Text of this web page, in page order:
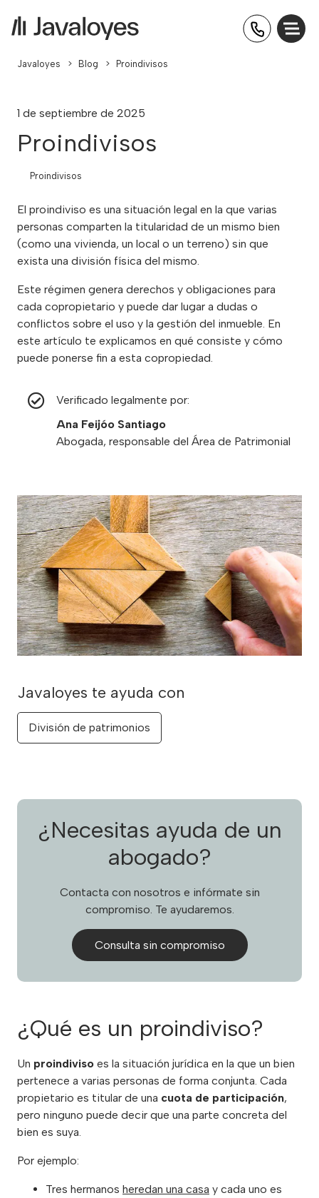
Javaloyes > Blog > Proindivisos
1 de septiembre de 2025
Proindivisos
Proindivisos
El proindiviso es una situación legal en la que varias
personas comparten la titularidad de un mismo bien
(como una vivienda, un local o un terreno) sin que
exista una división física del mismo.
Este régimen genera derechos y obligaciones para
cada copropietario y puede dar lugar a dudas o
conflictos sobre el uso y la gestión del inmueble. En
este artículo te explicamos en qué consiste y cómo
puede ponerse fin a esta copropiedad.
Verificado legalmente por:
Ana Feijóo Santiago
Abogada, responsable del Área de Patrimonial
División de patrimonios
¿Necesitas ayuda de un
abogado?
Contacta con nosotros e infórmate sin
compromiso. Te ayudaremos.
Consulta sin compromiso
¿Qué es un proindiviso?
Un proindiviso es la situación jurídica en la que un bien
pertenece a varias personas de forma conjunta. Cada
propietario es titular de una cuota de participación,
pero ninguno puede decir que una parte concreta del
bien es suya.
Por ejemplo:
Tres hermanos heredan una casa y cada uno es